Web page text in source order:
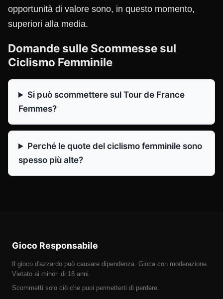
opportunità di valore sono, in questo momento,
superiori alla media.
Domande sulle Scommesse sul
Ciclismo Femminile
Si può scommettere sul Tour de France
Femmes?
Perché le quote del ciclismo femminile sono
spesso più alte?
Gioco Responsabile
Il gioco d'azzardo può causare dipendenza. Gioca con moderazione.
Vietato ai minori di 18 anni.
Scommetti solo ciò che puoi permetterti di perdere.